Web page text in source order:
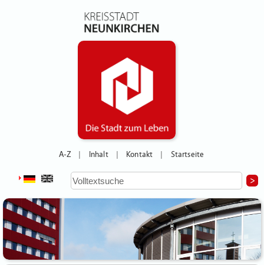
A-Z Inhalt Kontakt Startseite